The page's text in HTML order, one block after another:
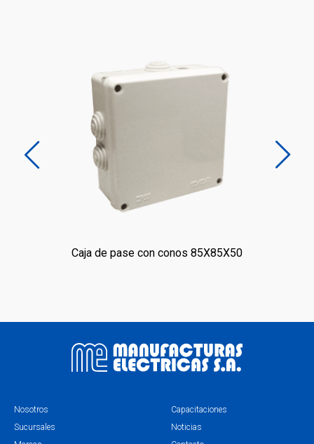
Caja de pase con conos 85X85X50
Nosotros
Sucursales
Capacitaciones
Noticias